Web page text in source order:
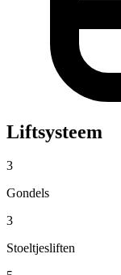
Liftsysteem
3
Gondels
3
Stoeltjesliften